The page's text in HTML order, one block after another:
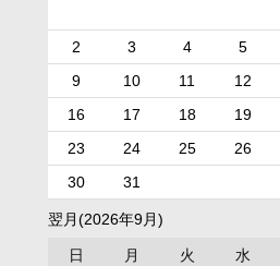
2
3 4 5
9
10 11 12
16
17 18 19
23
24 25 26
30
31
翌月(2026年9月)
日 月 火 水